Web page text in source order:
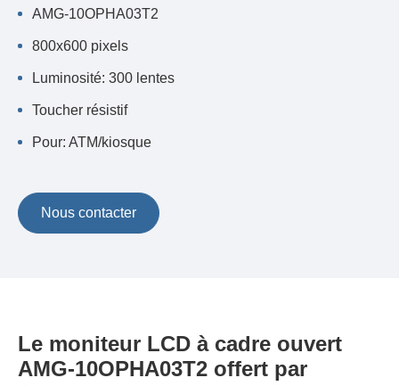
AMG-10OPHA03T2
800x600 pixels
Luminosité: 300 lentes
Toucher résistif
Pour: ATM/kiosque
Nous contacter
Le moniteur LCD à cadre ouvert
AMG-10OPHA03T2 offert par